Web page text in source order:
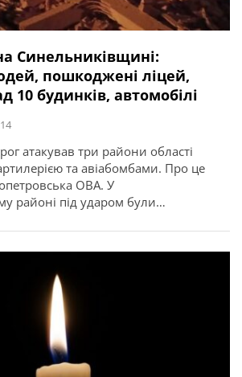
Синельниківщині:
пошкоджені ліцей,
10 будинків, автомобілі
атакував три райони області
та авіабомбами. Про це
ОВА. У
районі під ударом були
у Шахтарському постраждала
По Васильківській громаді
2 людини. Сталася пожежа.
Пошкоджені ще 11 будинків, 2 авто